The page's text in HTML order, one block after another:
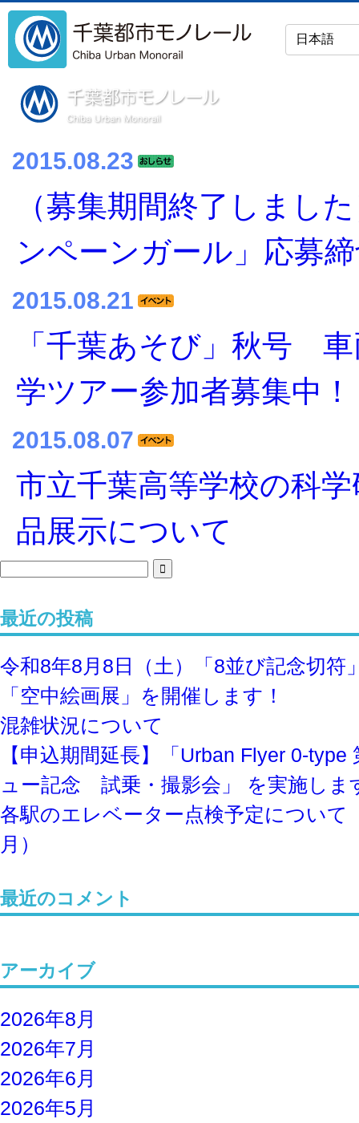
2015.08.23
（募集期間終了しまし
ンペーンガール」応募
2015.08.21
「千葉あそび」秋号
学ツアー参加者募集中！
2015.08.07
市立千葉高等学校の科
品展示について
最近の投稿
令和8年8⽉8⽇（土）「8並び記念切符
「空中絵画展」を開催します！
混雑状況について
【申込期間延長】「Urban Flyer 0-type
ュー記念 試乗・撮影会」 を実施しま
各駅のエレベーター点検予定について
月）
最近のコメント
アーカイブ
2026年8月
2026年7月
2026年6月
2026年5月